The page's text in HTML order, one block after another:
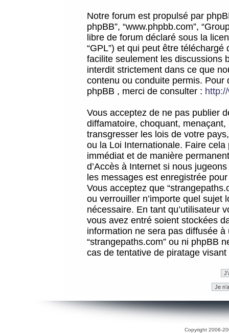
Notre forum est propulsé par
phpBB”, “www.phpbb.com”,
libre de forum déclaré sous la
“GPL”) et qui peut être téléchargé
facilite seulement les discussions
interdit strictement dans ce que
contenu ou conduite permis.
phpBB , merci de consulter :
Vous acceptez de ne pas publier
diffamatoire, choquant,
transgresser les lois de votre
ou la Loi Internationale. Faire
immédiat et de manière
d’Accès à Internet si nous
les messages est enregistrée
Vous acceptez que
ou verrouiller n’importe quel sujet
nécessaire. En tant qu’utilisateur
vous avez entré soient stockées
information ne sera pas diffusée
“strangepaths.com” ou ni phpBB
cas de tentative de piratage
Copyright 2006-